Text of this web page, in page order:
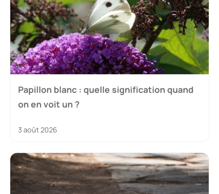
Papillon blanc : quelle signification quand
on en voit un ?
3 août 2026